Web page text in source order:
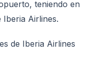
teniendo en
Airlines.
de Iberia Airlines